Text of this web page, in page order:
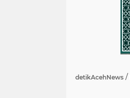
detikAcehNews /